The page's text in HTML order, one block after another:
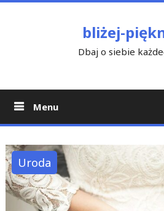
bliżej-
Dbaj o siebie
Menu
Uroda